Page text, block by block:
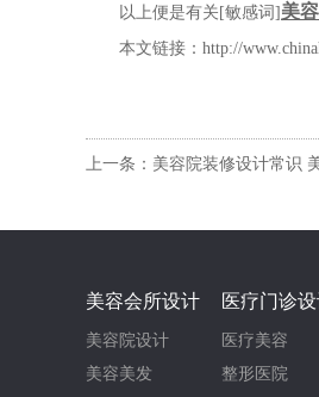
以上便是有关[敏感词] 美
本文链接： http://
上一条：美容院装修设计常识
美容会所设计
美容院设计
美容美发
医疗门诊
医疗美容
整形医院